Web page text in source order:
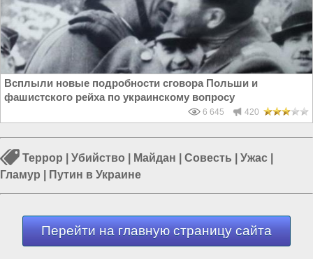
Всплыли новые подробности сговора Польши и
фашистского рейха по украинскому вопросу
6 645 420
Террор Убийство Майдан Совесть Ужас
Гламур
Путин в Украине
Перейти на главную страницу сайта